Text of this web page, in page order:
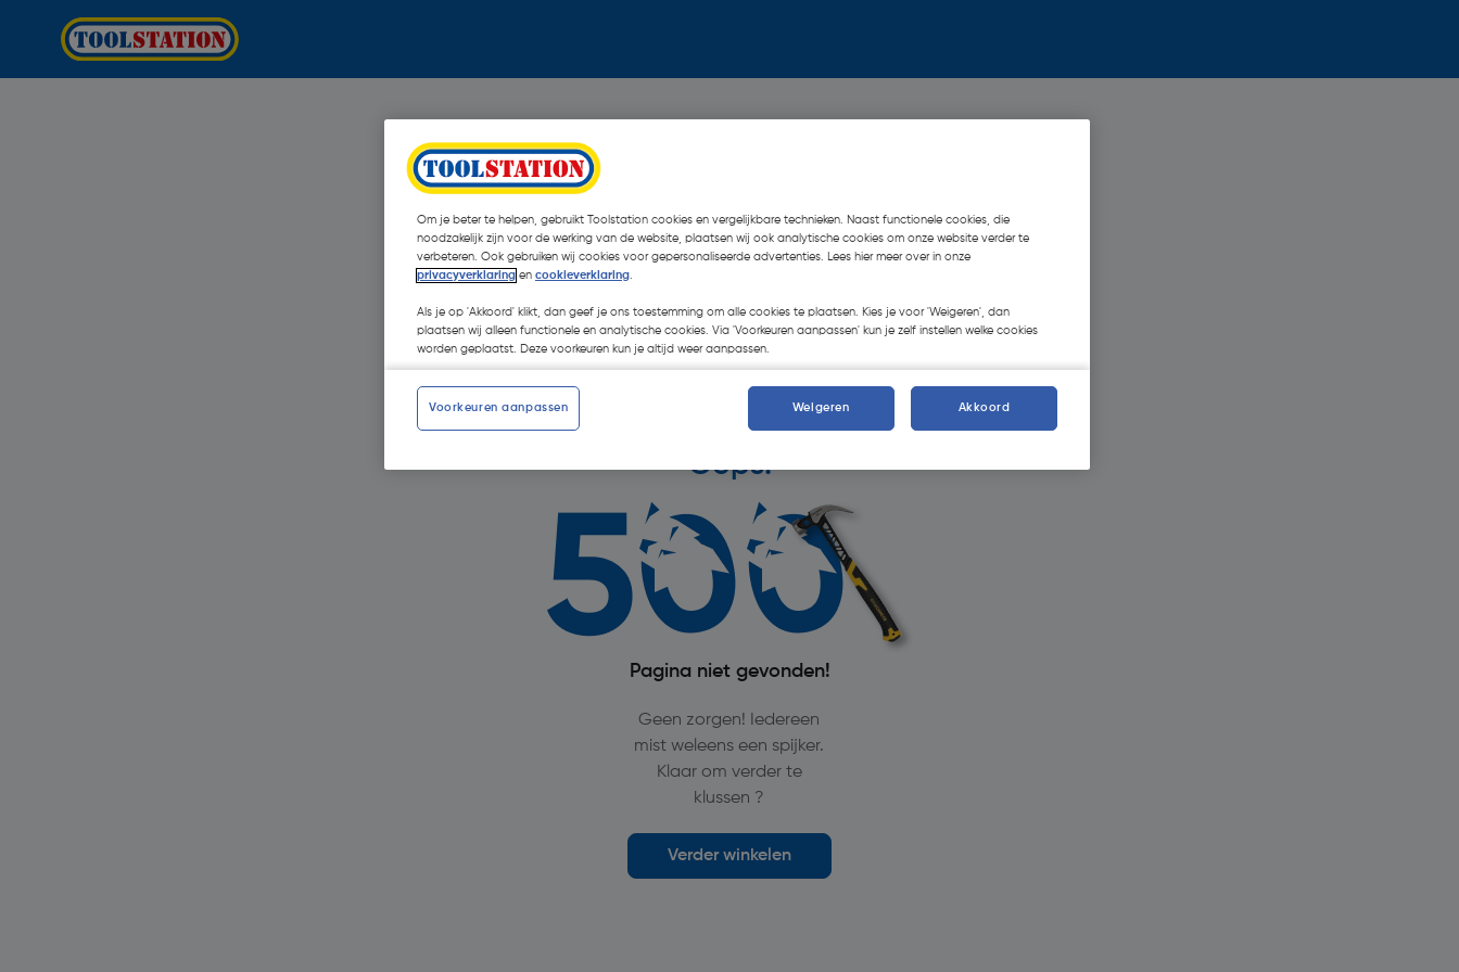
Oops!
Pagina niet gevonden!
Geen zorgen! Iedereen
mist weleens een spijker.
Klaar om verder te
klussen ?
Verder winkelen
Om je beter te helpen, gebruikt Toolstation cookies en vergelijkbare technieken. Naast functionele cookies, die
noodzakelijk zijn voor de werking van de website, plaatsen wij ook analytische cookies om onze website verder te
verbeteren. Ook gebruiken wij cookies voor gepersonaliseerde advertenties. Lees hier meer over in onze
privacyverklaring en cookieverklaring.
Als je op 'Akkoord' klikt, dan geef je ons toestemming om alle cookies te plaatsen. Kies je voor 'Weigeren', dan
plaatsen wij alleen functionele en analytische cookies. Via 'Voorkeuren aanpassen' kun je zelf instellen welke cookies
worden geplaatst. Deze voorkeuren kun je altijd weer aanpassen.
Voorkeuren aanpassen Weigeren Akkoord